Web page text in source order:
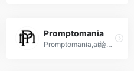
Promptomania
Promptomania,ai绘画提示词生成器网站 Midjourney,Stable Diffusion,DreamStudio